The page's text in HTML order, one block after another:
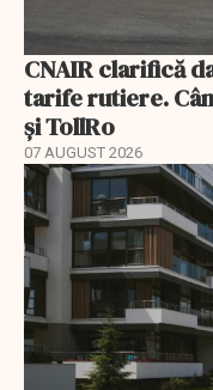
CNAIR clarifică
tarife rutiere.
și TollRo
07 AUGUST 2026